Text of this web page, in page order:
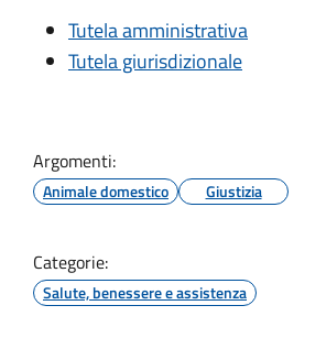
Tutela amministrativa
Tutela giurisdizionale
Argomenti:
Animale domestico Giustizia
Categorie:
Salute, benessere e assistenza